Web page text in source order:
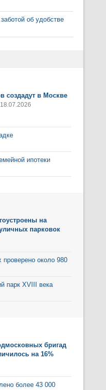
об удобстве
создадут в Москве
18.07.2026
ипотеки
на
парковок
проверено около 980
парк XVIII века
бригад
на 16%
более 43 000